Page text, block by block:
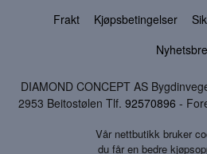
Frakt Kjøpsbetingelser
DIAMOND CONCEPT AS
2953 Beitostølen Tlf. 92570896 -
Vår nettbutikk bruker
du får en bedre